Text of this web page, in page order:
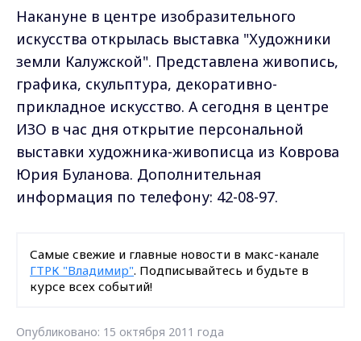
Накануне в центре изобразительного
искусства открылась выставка "Художники
земли Калужской". Представлена живопись,
графика, скульптура, декоративно-
прикладное искусство. А сегодня в центре
ИЗО в час дня открытие персональной
выставки художника-живописца из Коврова
Юрия Буланова. Дополнительная
информация по телефону: 42-08-97.
Самые свежие и главные новости в макс-канале
ГТРК "Владимир". Подписывайтесь и будьте в
курсе всех событий!
Опубликовано: 15 октября 2011 года